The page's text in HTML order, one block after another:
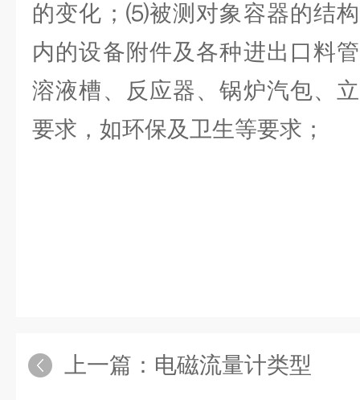
的变化；⑸被测对象容器的结
内的设备附件及各种进出口料
溶液槽、反应器、锅炉汽包、
要求，如环保及卫生等要求；
上一篇： 电磁流量计类型